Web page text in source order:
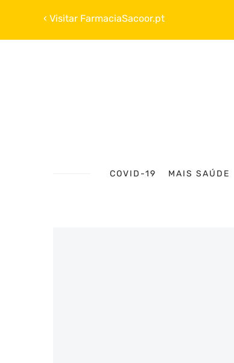
‹ Visitar FarmaciaSacoor.pt
COVID-19 MAIS SAÚDE